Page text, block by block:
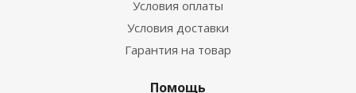
Условия оплаты
Условия доставки
Гарантия на товар
Помощь